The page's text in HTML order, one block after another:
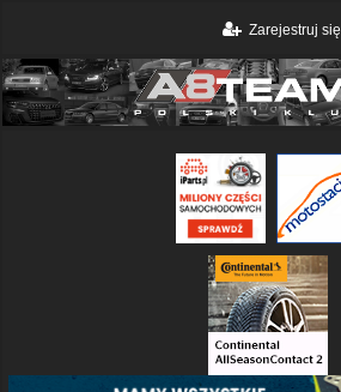
Zarejestruj się